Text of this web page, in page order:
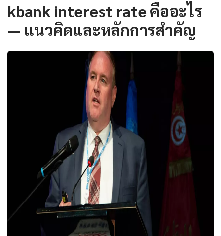
kbank interest rate คืออะไร
— แนวคิดและหลักการสำคัญ